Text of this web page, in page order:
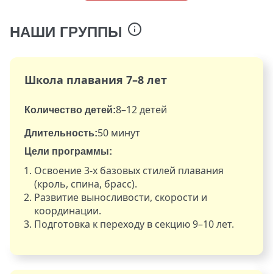
НАШИ ГРУППЫ
Школа плавания 7–8 лет
Количество детей:8–12 детей
Длительность:50 минут
Цели программы:
Освоение 3-х базовых стилей плавания
(кроль, спина, брасс).
Развитие выносливости, скорости и
координации.
Подготовка к переходу в секцию 9–10 лет.